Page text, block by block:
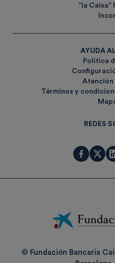
”la
AYUDA
Política
Atención
Términos y
REDES
Fundación
La
© Fundación Bancaria